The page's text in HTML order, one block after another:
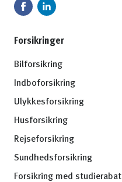
Forsikringer
Bilforsikring
Indboforsikring
Ulykkesforsikring
Husforsikring
Rejseforsikring
Sundhedsforsikring
Forsikring med studierabat